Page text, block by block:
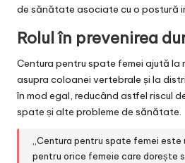
de sănătate asociate cu o postură
Rolul în prevenirea
Centura pentru spate femei ajută la
asupra coloanei vertebrale și la
în mod egal, reducând astfel riscul
spate și alte probleme de sănătate.
„Centura pentru spate femei este
pentru orice femeie care dorește